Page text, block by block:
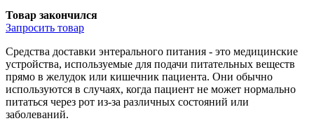
Товар закончился
Запросить товар
Средства доставки энтерального питания - это медицинские
устройства, используемые для подачи питательных веществ
прямо в желудок или кишечник пациента. Они обычно
используются в случаях, когда пациент не может нормально
питаться через рот из-за различных состояний или
заболеваний.